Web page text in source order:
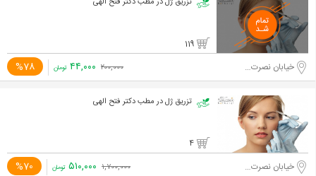
119
خیابان نصرت غربی %78 ۲۰۰,۰۰۰ ۴۴,۰۰۰ تومان
تزریق ژل در مطب دکتر فتح الهی
4
خیابان نصرت غربی %70 ۱,۷۰۰,۰۰۰ ۵۱۰,۰۰۰ تومان